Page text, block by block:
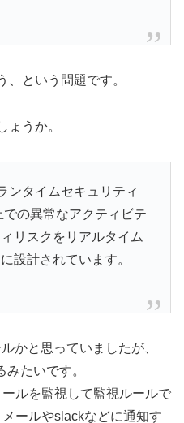
、という問題です。
ょうか。
ンタイムセキュリティ
の異常なアクティビテ
リスクをリアルタイム
設計されています。
かと思っていましたが、
たいです。
ルを監視して監視ルールで
ールやslackなどに通知す